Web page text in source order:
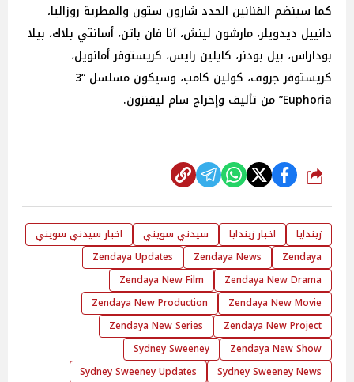
كما سينضم الفنانين الجدد شارون ستون والمطربة روزاليا،
دانييل ديدويلر، مارشون لينش، آنا فان باتن، أسانتي بلاك، بيلا
بوداراس، بيل بودنر، كايلين رايس، كريستوفر أمانويل،
كريستوفر جروف، كولين كامب، وسيكون مسلسل “3
Euphoria” من تأليف وإخراج سام ليفنزون.
شارك
زيندايا اخبار زيندايا سيدني سويني
اخبار سيدني سويني
Zendaya
Zendaya News
Zendaya Updates
Zendaya New Drama
Zendaya New Film
Zendaya New Movie
Zendaya New Production
Zendaya New Project
Zendaya New Series
Zendaya New Show
Sydney Sweeney
Sydney Sweeney News
Sydney Sweeney Updates